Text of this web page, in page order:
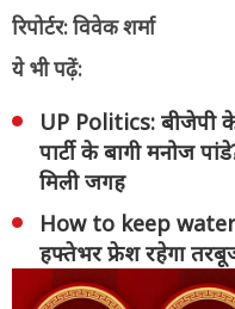
रिपोर्टर: विवेक शर्मा
ये भी पढ़ें:
UP Politics: बीजेपी
पार्टी के बागी मनोज
मिली जगह
How to keep
हफ्तेभर फ्रेश रहेगा